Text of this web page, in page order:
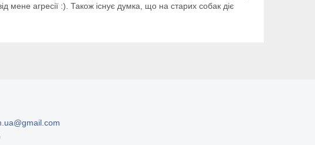
мене агресії :). Також існує думка, що на старих собак діє